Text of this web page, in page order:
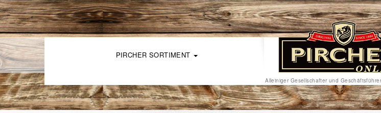
PIRCHER SORTIMENT
Alleiniger Gesellschafter und